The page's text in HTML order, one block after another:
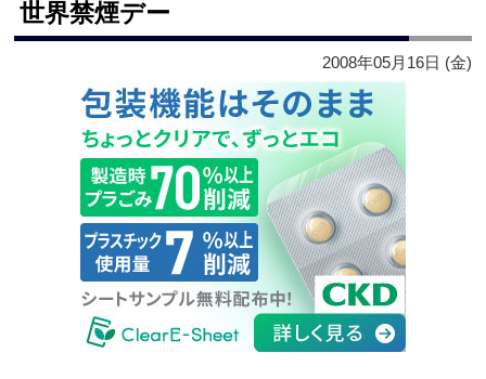
世界禁煙デー
2008年05月16日 (金)